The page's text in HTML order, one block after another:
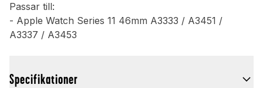
Passar till:
- Apple Watch Series 11 46mm A3333 / A3451 /
A3337 / A3453
Specifikationer